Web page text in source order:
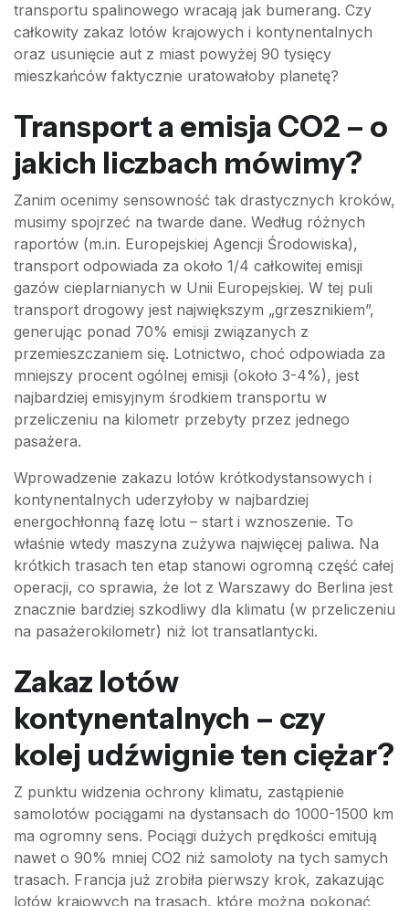
transportu spalinowego wracają jak bumerang. Czy
całkowity zakaz lotów krajowych i kontynentalnych
oraz usunięcie aut z miast powyżej 90 tysięcy
mieszkańców faktycznie uratowałoby planetę?
Transport a emisja CO2 – o
jakich liczbach mówimy?
Zanim ocenimy sensowność tak drastycznych kroków,
musimy spojrzeć na twarde dane. Według różnych
raportów (m.in. Europejskiej Agencji Środowiska),
transport odpowiada za około 1/4 całkowitej emisji
gazów cieplarnianych w Unii Europejskiej. W tej puli
transport drogowy jest największym „grzesznikiem”,
generując ponad 70% emisji związanych z
przemieszczaniem się. Lotnictwo, choć odpowiada za
mniejszy procent ogólnej emisji (około 3-4%), jest
najbardziej emisyjnym środkiem transportu w
przeliczeniu na kilometr przebyty przez jednego
pasażera.
Wprowadzenie zakazu lotów krótkodystansowych i
kontynentalnych uderzyłoby w najbardziej
energochłonną fazę lotu – start i wznoszenie. To
właśnie wtedy maszyna zużywa najwięcej paliwa. Na
krótkich trasach ten etap stanowi ogromną część całej
operacji, co sprawia, że lot z Warszawy do Berlina jest
znacznie bardziej szkodliwy dla klimatu (w przeliczeniu
na pasażerokilometr) niż lot transatlantycki.
Zakaz lotów
kontynentalnych – czy
kolej udźwignie ten ciężar?
Z punktu widzenia ochrony klimatu, zastąpienie
samolotów pociągami na dystansach do 1000-1500 km
ma ogromny sens. Pociągi dużych prędkości emitują
nawet o 90% mniej CO2 niż samoloty na tych samych
trasach. Francja już zrobiła pierwszy krok, zakazując
lotów krajowych na trasach, które można pokonać